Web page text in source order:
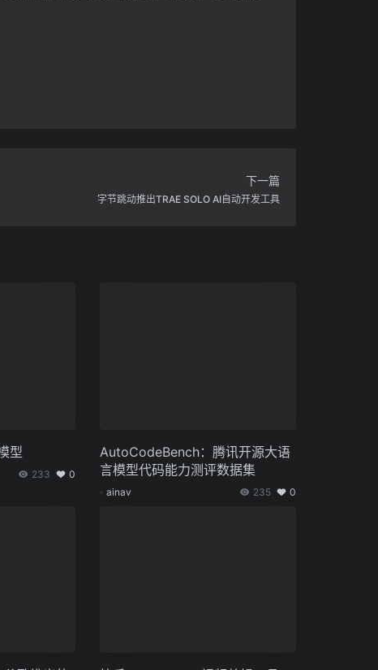
下一篇
字节跳动推出TRAE SOLO AI自动开发工具
型
233 0
AutoCodeBench：腾讯开源大语
言模型代码能力测评数据集
ainav 235 0